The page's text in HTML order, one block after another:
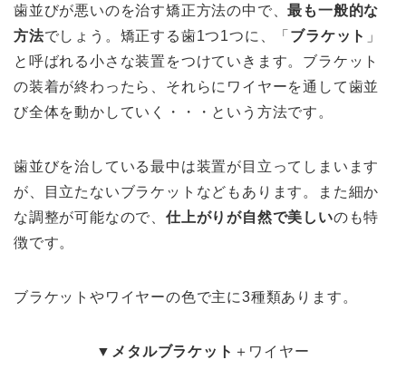
歯並びが悪いのを治す矯正方法の中で、最も一般的な
方法でしょう。矯正する歯1つ1つに、「 ブラケット 」
と呼ばれる小さな装置をつけていきます。ブラケット
の装着が終わったら、それらにワイヤーを通して歯並
び全体を動かしていく・・・という方法です。
歯並びを治している最中は装置が目立ってしまいます
が、目立たないブラケットなどもあります。また細か
な調整が可能なので、 仕上がりが自然で美しいのも特
徴です。
ブラケットやワイヤーの色で主に3種類あります。
▼ メタルブラケット ＋ワイヤー